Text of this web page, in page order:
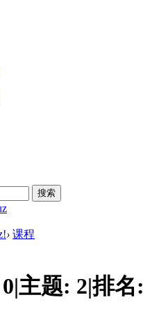
搜索
› 课程
0|主题: 2|排名: